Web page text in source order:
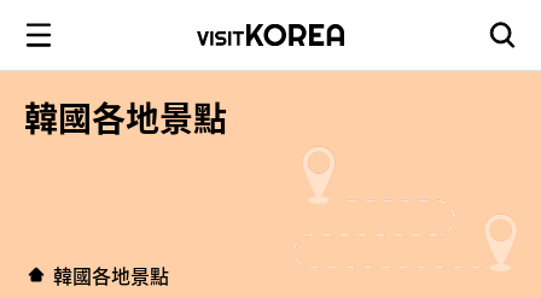
韓國各地景點
韓國各地景點